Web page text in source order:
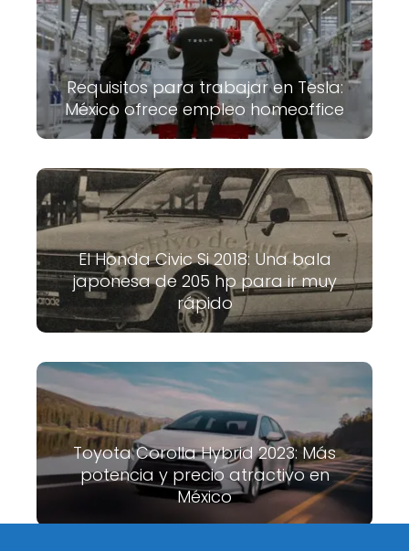
Requisitos para trabajar en Tesla:
México ofrece empleo homeoffice
El Honda Civic Si 2018: Una bala
japonesa de 205 hp para ir muy
rápido
Toyota Corolla Hybrid 2023: Más
potencia y precio atractivo en
México